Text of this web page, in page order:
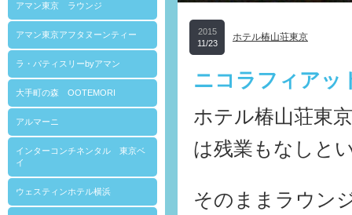
アマン東京 ラウンジ
アマン東京アフタヌーンティー
ラ・パティスリーbyアマン
大手町の森 OOTEMORI
アルマーニ
インターコンチネンタル 東京ベ
イ
ウェスティンホテル横浜
2015
11/23
ホテル椿山荘東京
ニコラフィアッ
ホテル椿山荘東
は残業もなしと
そのままラウン